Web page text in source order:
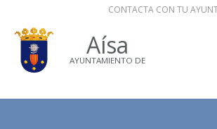
CONTACTA CON TU
Aísa
AYUNTAMIENTO DE